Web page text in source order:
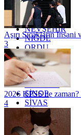
MUĞLA
MUŞ
NEVŞEHİR
NİĞDE
ORDU
OSMANİYE
RİZE
SAKARYA
SAMSUN
SİNOP
SİVAS
SİİRT
TEKİRDAĞ
TOKAT
Aşırı Sıcakların
3
2026 KPSS ne
4